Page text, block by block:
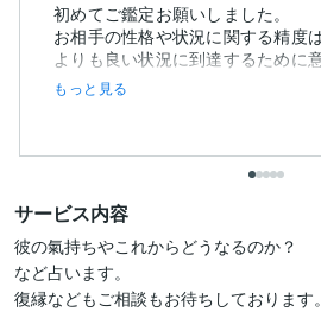
初めてご鑑定お願いしました。
お相手の性格や状況に関する精度
よりも良い状況に到達するために
もっと見る
サービス内容
彼の氣持ちやこれからどうなるのか？
など占います。
復縁などもご相談もお待ちしております。